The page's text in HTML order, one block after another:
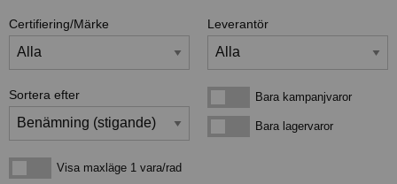
Certifiering/Märke Leverantör
Sortera efter Bara kampanjvarorBara kampanjvaror
Bara lagervarorBara lagervaror
Visa maxläge 1 vara/rad
Visa maxläge 1 vara/rad